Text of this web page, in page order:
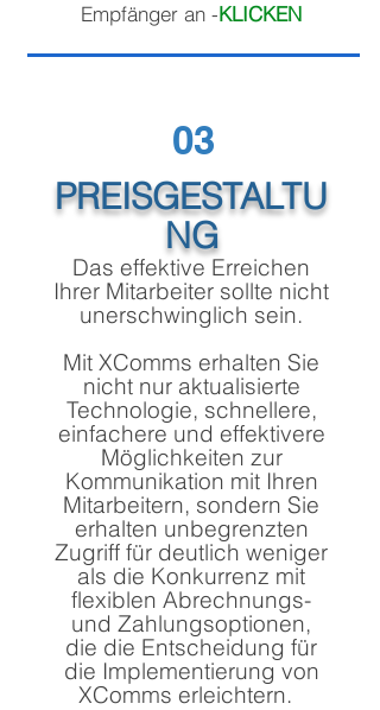
Empfänger an -KLICKEN
03
PREISGESTALTU
NG
Das effektive Erreichen
Ihrer Mitarbeiter sollte nicht
unerschwinglich sein.
Mit XComms erhalten Sie
nicht nur aktualisierte
Technologie, schnellere,
einfachere und effektivere
Möglichkeiten zur
Kommunikation mit Ihren
Mitarbeitern, sondern Sie
erhalten unbegrenzten
Zugriff für deutlich weniger
als die Konkurrenz mit
flexiblen Abrechnungs-
und Zahlungsoptionen,
die die Entscheidung für
die Implementierung von
XComms erleichtern.